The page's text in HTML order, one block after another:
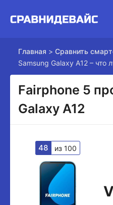
Главная > Сравнить
Samsung Galaxy A12 – что
Fairphone 5
Galaxy A12
48 из 100